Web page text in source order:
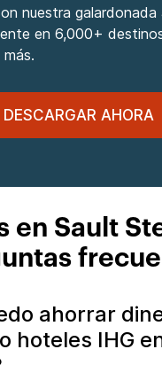
nuestra galardonada
en 6,000+
DESCARGAR AHORA
en Sault
ahorrar
hoteles IHG